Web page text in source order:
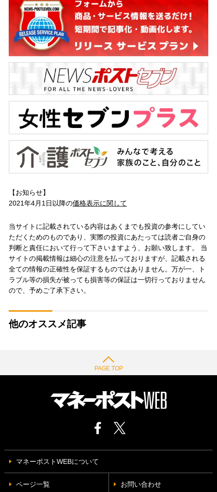
【お知らせ】
2021年4月1日以降の価格表示に関して
当サイトに記載されている内容はあくまでも投資の参考にしてい
ただくためのものであり、実際の投資にあたっては読者ご自身の
判断と責任において行って下さいますよう、お願い致します。 当
サイトの掲載情報は細心の注意を払っておりますが、記載される
全ての情報の正確性を保証するものではありません。万が一、ト
ラブル等の損失が被っても損害等の保証は一切行っておりません
ので、予めご了承下さい。
他のオススメ記事
PAGE TOP
マネーポストWEBについて
ページ一覧 お問い合わせ